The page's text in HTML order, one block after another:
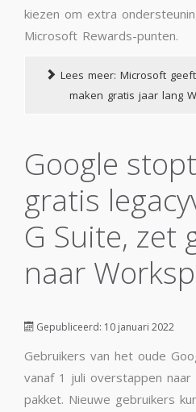
kiezen om extra
Microsoft Rewards-punten.
Lees meer: Microsoft
maken gratis jaar lang
Google
gratis
G Suite, zet
naar
Gepubliceerd: 10 januari 2022
Gebruikers van het oude
vanaf 1 juli overstappen
pakket. Nieuwe gebruikers